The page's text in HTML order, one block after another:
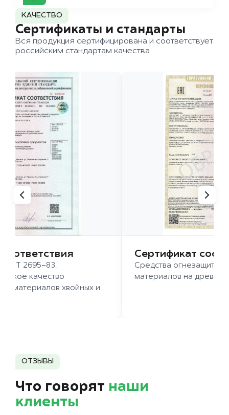
КАЧЕСТВО
Сертификаты и стандарты
Вся продукция сертифицирована и соответствует
российским стандартам качества
2695-83.
качество
хвойных и
Сертификат
Средства огнезащиты
материалов на
ОТЗЫВЫ
Что говорят наши
клиенты